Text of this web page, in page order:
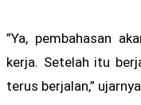
”Ya, pembahasan
kerja. Setelah itu
terus berjalan,”